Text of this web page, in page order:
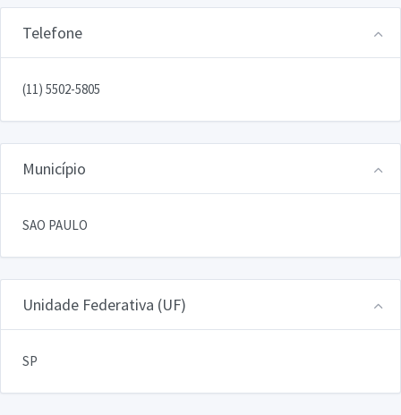
Telefone
(11) 5502-5805
Município
SAO PAULO
Unidade Federativa (UF)
SP